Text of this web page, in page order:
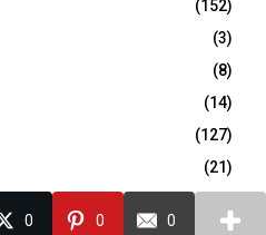
(152)
(3)
(8)
(14)
(127)
(21)
(947)
0 0 0